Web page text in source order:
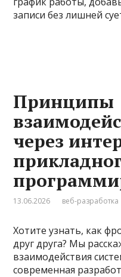
записи без лишней
Принципы
через
13.06.2026 веб-разработка
Хотите узнать, как
друг друга? Мы
взаимодействия
современная